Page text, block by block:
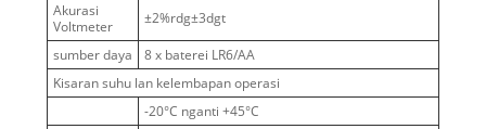
Akurasi
Voltmeter
±2%rdg±3dgt
sumber daya
8 x baterei LR6/AA
Kisaran suhu lan kelembapan operasi
-20°C nganti +45°C